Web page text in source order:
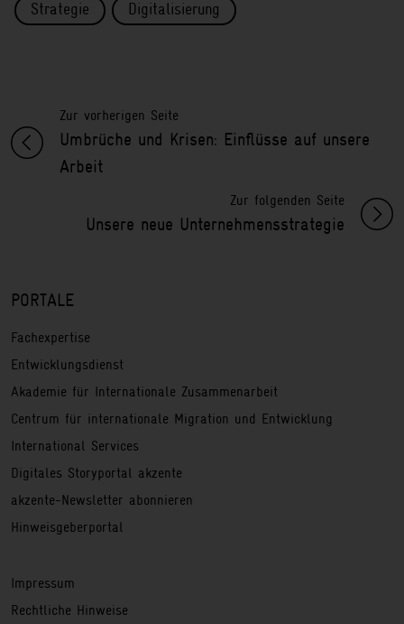
Strategie Digitalisierung
Zur vorherigen Seite
Umbrüche und Krisen: Einflüsse auf unsere
Arbeit
Zur folgenden Seite
Unsere neue Unternehmensstrategie
PORTALE
Fachexpertise
Entwicklungsdienst
Akademie für Internationale Zusammenarbeit
Centrum für internationale Migration und Entwicklung
International Services
Digitales Storyportal akzente
akzente-Newsletter abonnieren
Hinweisgeberportal
Service
Impressum
Rechtliche Hinweise